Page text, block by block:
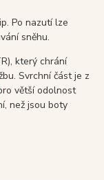
Po nazutí lze
sněhu.
který chrání
Svrchní část je z
větší odolnost
než jsou boty